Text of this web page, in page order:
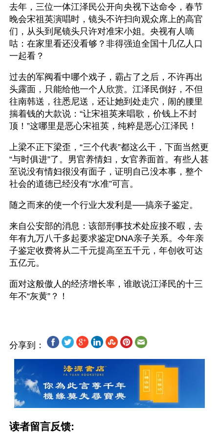
去年，三位一体江泽民公开向央视下达命令，春节
晚会宋祖英演唱时，镜头不许扫向观众席上的高官
们，从头到尾镜头只许对准宋小姐。央视有人嘀
咕：在家里看还没看够？非得强迫全国十几亿人口
一起看？
过去的军阀看中哪个戏子，霸占了之后，不许再出
头露面，只能给他一个人欣赏。江泽民倒好，不但
往南韩送，往悉尼送，还让她到处走穴，闹的腰里
揣着钱的大款说：“让宋祖英来唱歌，价钱上不封
顶！”这哪里是恶心宋祖英，纯粹是恶心江泽民！
上梁不正下梁歪，“三个代表”都这么干，下面当然更
“与时俱进”了。男官养情妇，女官养面首。有些人甚
至说没有情妇很没有面子，证明自己没本事，整个
社会的道德已经没有“水准”可言。
随之而来的使一个行业大发利是──搞亲子鉴定。
来自公安部的消息：该部刑事技术处应接不暇，去
年有九万八千多起要求鉴定DNA亲子关系。今年亲
子鉴定收费将从二千元提高至五千元，年创收可达
五亿元。
面对这般傲人的经济增长率，谁敢说江泽民的十三
分享到：
读者留言反馈: